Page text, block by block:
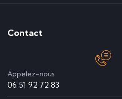
Contact
Appelez-nous
06 51 92 72 83